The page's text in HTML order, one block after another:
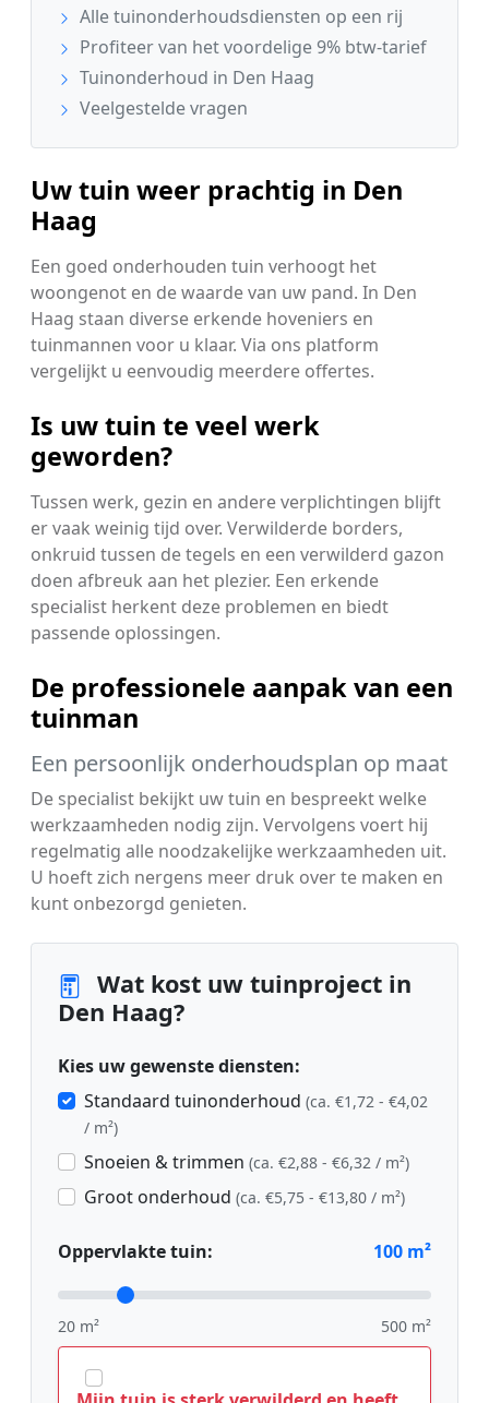
Alle tuinonderhoudsdiensten op een rij
Profiteer van het voordelige 9% btw-tarief
Tuinonderhoud in Den Haag
Veelgestelde vragen
Uw tuin weer prachtig in Den
Haag
Een goed onderhouden tuin verhoogt het
woongenot en de waarde van uw pand. In Den
Haag staan diverse erkende hoveniers en
tuinmannen voor u klaar. Via ons platform
vergelijkt u eenvoudig meerdere offertes.
Is uw tuin te veel werk
geworden?
Tussen werk, gezin en andere verplichtingen blijft
er vaak weinig tijd over. Verwilderde borders,
onkruid tussen de tegels en een verwilderd gazon
doen afbreuk aan het plezier. Een erkende
specialist herkent deze problemen en biedt
passende oplossingen.
De professionele aanpak van een
tuinman
Een persoonlijk onderhoudsplan op maat
De specialist bekijkt uw tuin en bespreekt welke
werkzaamheden nodig zijn. Vervolgens voert hij
regelmatig alle noodzakelijke werkzaamheden uit.
U hoeft zich nergens meer druk over te maken en
kunt onbezorgd genieten.
Wat kost uw tuinproject in
Den Haag?
Kies uw gewenste diensten:
Standaard tuinonderhoud (ca. €1,72 - €4,02
/ m²)
Snoeien & trimmen (ca. €2,88 - €6,32 / m²)
Groot onderhoud (ca. €5,75 - €13,80 / m²)
Oppervlakte tuin: 100 m²
20 m² 500 m²